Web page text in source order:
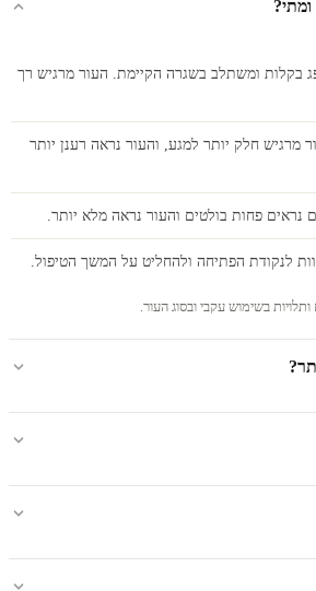
בקלות ומשתלב בשגרה הקיימת. העור מרגיש רך
מרגיש חלק יותר למגע, והעור נראה רענן יותר
נראים פחות בולטים והעור נראה מלא יותר.
לנקודת הפתיחה ולהחליט על המשך הטיפול.
בשימוש עקבי ובסוג העור.